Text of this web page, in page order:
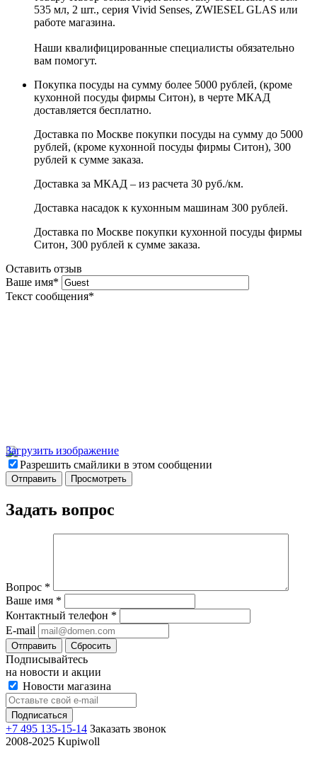
535 мл, 2 шт., серия Vivid Senses, ZWIESEL GLAS или
работе магазина.
Наши квалифицированные специалисты обязательно
вам помогут.
Покупка посуды на сумму более 5000 рублей, (кроме
кухонной посуды фирмы Ситон), в черте МКАД
доставляется бесплатно.
Доставка по Москве покупки посуды на сумму до 5000
рублей, (кроме кухонной посуды фирмы Ситон), 300
рублей к сумме заказа.
Доставка за МКАД – из расчета 30 руб./км.
Доставка насадок к кухонным машинам 300 рублей.
Доставка по Москве покупки кухонной посуды фирмы
Ситон, 300 рублей к сумме заказа.
Оставить отзыв
Ваше имя*
Текст сообщения*
Загрузить изображение
Разрешить смайлики в этом сообщении
Задать вопрос
Вопрос *
Ваше имя *
Контактный телефон *
E-mail
Отправить Сбросить
Подписывайтесь
на новости и акции
Новости магазина
+7 495 135-15-14 Заказать звонок
2008-2025 Kupiwoll